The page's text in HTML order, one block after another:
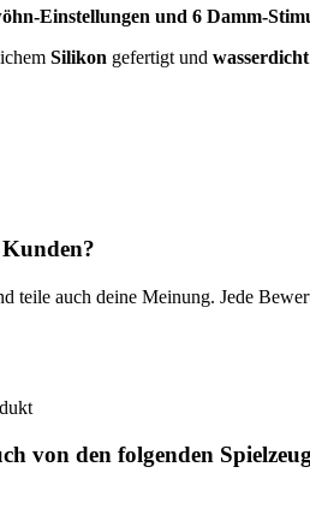
Einstellungen und 6 Damm-
Silikon gefertigt und wasserdicht
Kunden?
teile auch deine Meinung. Jede
von den folgenden